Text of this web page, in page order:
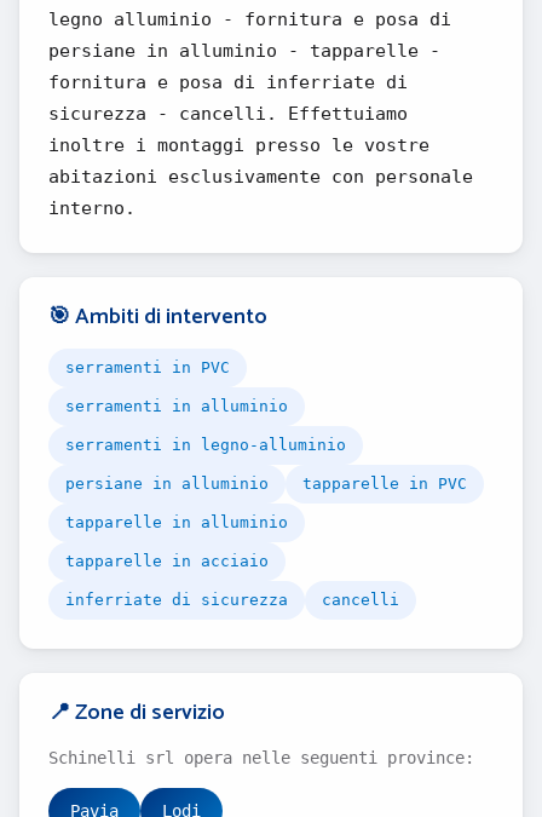
legno alluminio - fornitura e posa di
persiane in alluminio - tapparelle -
fornitura e posa di inferriate di
sicurezza - cancelli. Effettuiamo
inoltre i montaggi presso le vostre
abitazioni esclusivamente con personale
interno.
🎯 Ambiti di intervento
serramenti in PVC
serramenti in alluminio
serramenti in legno-alluminio
persiane in alluminio tapparelle in PVC
tapparelle in alluminio
tapparelle in acciaio
inferriate di sicurezza cancelli
📍 Zone di servizio
Schinelli srl opera nelle seguenti province:
Pavia Lodi